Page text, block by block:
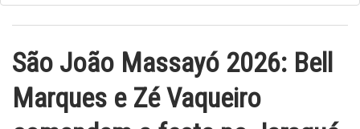
São João Massayó 2026: Bell
Marques e Zé Vaqueiro